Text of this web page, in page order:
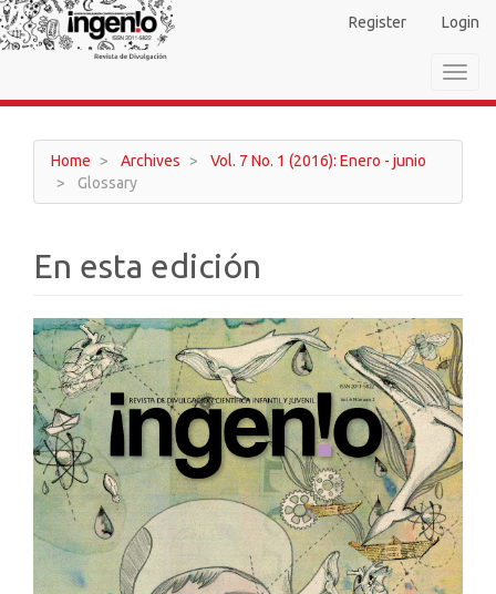
Main
Navigation
Main
Sidebar
Register Login
Home Archives
Vol. 7 No. 1 (2016): Enero - junio
Glossary
En esta edición
Article
Sidebar